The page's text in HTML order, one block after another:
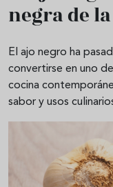
negra de
El ajo negro ha
convertirse en uno
cocina
sabor y usos